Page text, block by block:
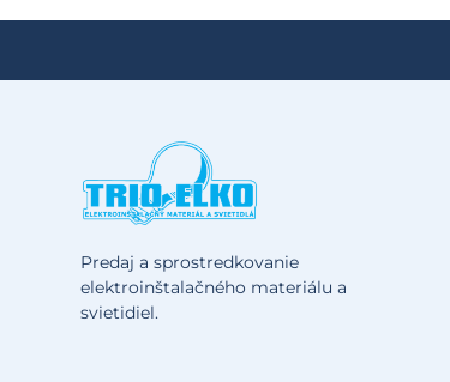
Predaj a sprostredkovanie
elektroinštalačného materiálu a
svietidiel.